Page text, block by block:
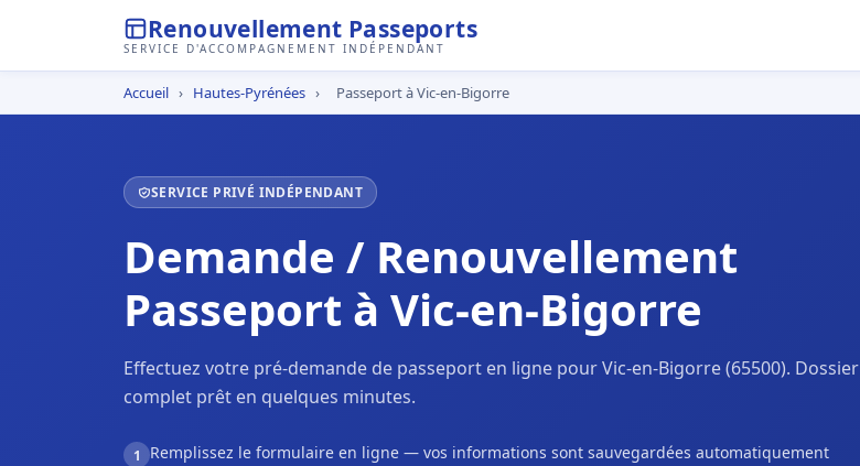
Renouvellement Passeports
SERVICE D'ACCOMPAGNEMENT INDÉPENDANT
Accueil › Hautes-Pyrénées › Passeport à Vic-en-Bigorre
SERVICE PRIVÉ INDÉPENDANT
Demande / Renouvellement
Passeport à Vic-en-Bigorre
Effectuez votre pré-demande de passeport en ligne pour Vic-en-Bigorre (65500). Dossier
complet prêt en quelques minutes.
1 Remplissez le formulaire en ligne — vos informations sont sauvegardées automatiquement